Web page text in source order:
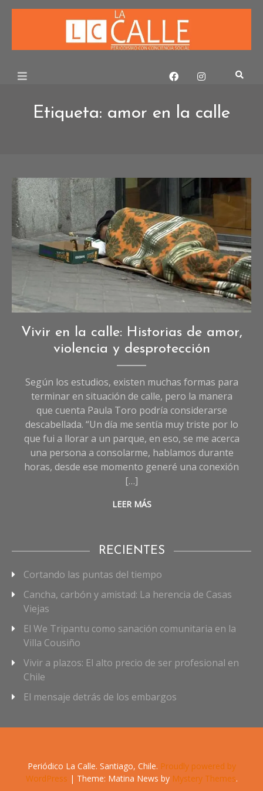
Skip
Etiqueta: amor en la calle
Crónicas,
Crónicas
Vivir en la calle: Historias de amor,
violencia y desprotección
Según los estudios, existen muchas formas para
terminar en situación de calle, pero la manera
que cuenta Paula Toro podría considerarse
descabellada. “Un día me sentía muy triste por lo
que fui a llorar a un parque, en eso, se me acerca
una persona a consolarme, hablamos durante
horas, desde ese momento generé una conexión
[…]
LEER MÁS
RECIENTES
Cortando las puntas del tiempo
Cancha, carbón y amistad: La herencia de Casas
Viejas
El We Tripantu como sanación comunitaria en la
Villa Cousiño
Vivir a plazos: El alto precio de ser profesional en
Chile
El mensaje detrás de los embargos
Periódico La Calle. Santiago, Chile. Proudly powered by
WordPress | Theme: Matina News by Mystery Themes.